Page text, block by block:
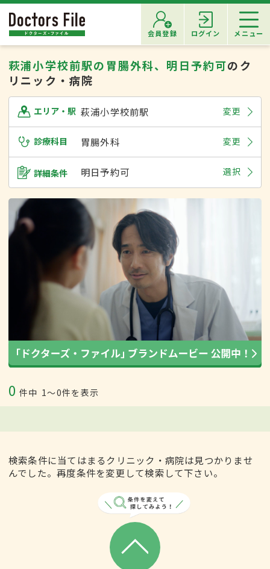
会員登録 ログイン メニュー
萩浦小学校前駅の胃腸外科、明日予約可のク
リニック・病院
エリア・駅 萩浦小学校前駅 変更
診療科目 胃腸外科 変更
詳細条件 明日予約可 選択
0 件中 1〜0件を表示
検索条件に当てはまるクリニック・病院は見つかりませ
んでした。再度条件を変更して検索して下さい。